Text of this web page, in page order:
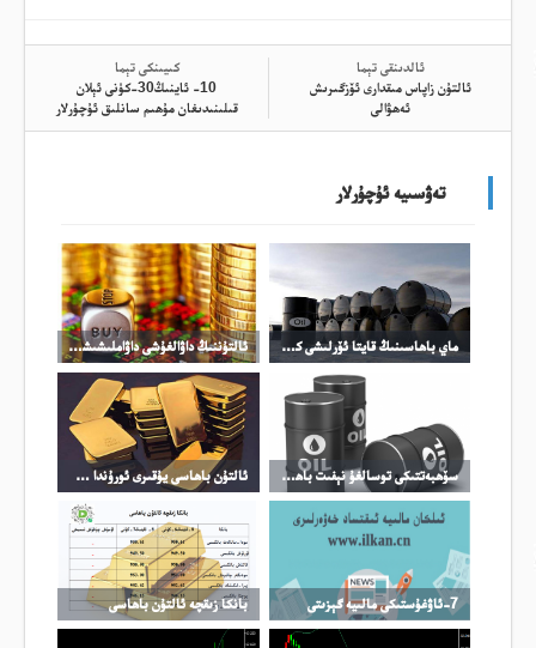
ئالدىنقى تېما
ئالتۇن زاپاس مىقدارى ئۆزگىرىش
ئەھۋالى
كىيىنكى تېما
10- ئاينىڭ30-كۈنى ئېلان
قىلىنىدىغان مۇھىم سانلىق ئۇچۇرلار
تەۋسىيە ئۇچۇرلار
ماي باھاسىنىڭ قايتا ئۆرلىشى كۈمۈش باھاسىنىڭ ئۆرلىشىنى چەكلىدى ئالتۇننىڭ داۋالغۇشى داۋاملىشىشى مۇمكىن
سۆھبەتتىكى توسالغۇ نېفىت باھاسىنىڭ ئۆرلىشىگە تىرەك بولدى ئالتۇن باھاسى يۇقىرى ئورۇندا چىڭ تۇرماقتا
7-ئاۋغۇستىكى مالىيە گېزىتى بانكا زىقچە ئالتۇن باھاسى